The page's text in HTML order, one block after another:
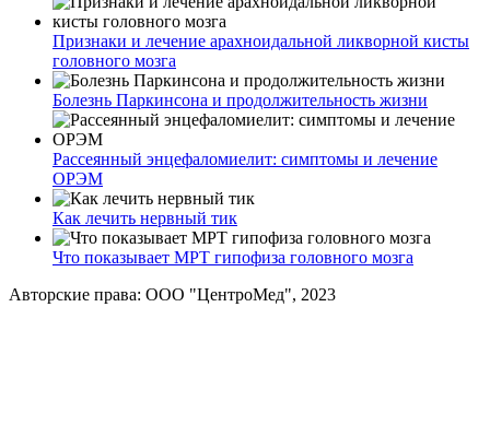
Признаки и лечение арахноидальной ликворной кисты
головного мозга
Болезнь Паркинсона и продолжительность жизни
Рассеянный энцефаломиелит: симптомы и лечение
ОРЭМ
Как лечить нервный тик
Что показывает МРТ гипофиза головного мозга
Авторские права: ООО "ЦентроМед", 2023